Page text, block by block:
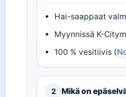
Hai-saappaat
Myynnissä K-
100 % vesitiivis (
2 Mikä on